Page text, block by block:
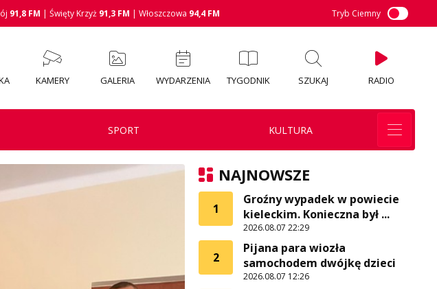
91,8 FM | Święty Krzyż 91,3 FM | Włoszczowa 94,4 FM Tryb Ciemny
KAMERY GALERIA WYDARZENIA TYGODNIK SZUKAJ RADIO
SPORT KULTURA
NAJNOWSZE
1
Groźny wypadek w powiecie
kieleckim. Konieczna był ...
2026.08.07 22:29
2
Pijana para wiozła
samochodem dwójkę dzieci
2026.08.07 12:26